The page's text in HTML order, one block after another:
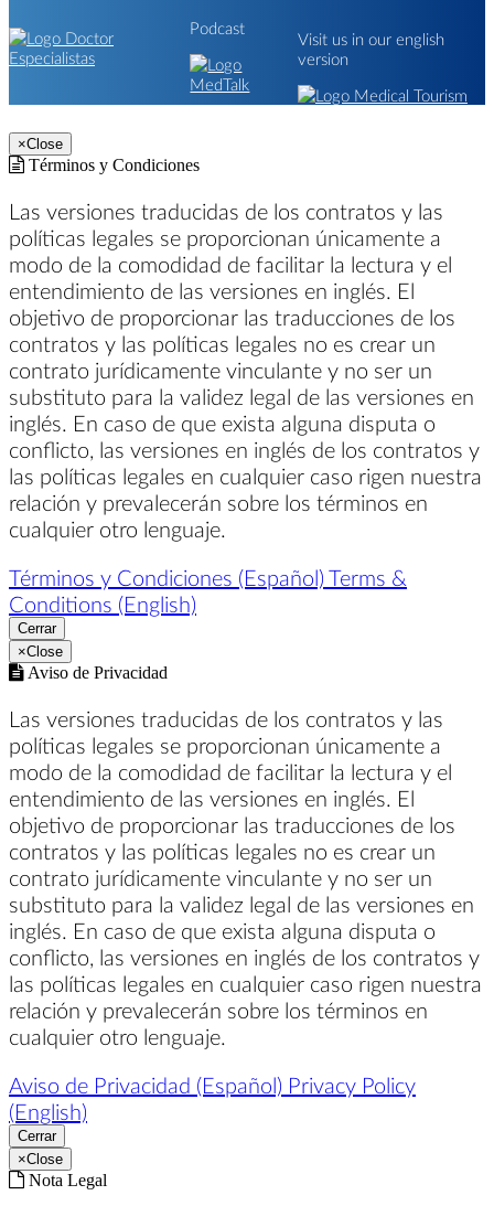
Podcast
Visit us in our english
version
×Close
Términos y Condiciones
Las versiones traducidas de los contratos y las
políticas legales se proporcionan únicamente a
modo de la comodidad de facilitar la lectura y el
entendimiento de las versiones en inglés. El
objetivo de proporcionar las traducciones de los
contratos y las políticas legales no es crear un
contrato jurídicamente vinculante y no ser un
substituto para la validez legal de las versiones en
inglés. En caso de que exista alguna disputa o
conflicto, las versiones en inglés de los contratos y
las políticas legales en cualquier caso rigen nuestra
relación y prevalecerán sobre los términos en
cualquier otro lenguaje.
Términos y Condiciones (Español) Terms &
Conditions (English)
Cerrar
×Close
Aviso de Privacidad
Las versiones traducidas de los contratos y las
políticas legales se proporcionan únicamente a
modo de la comodidad de facilitar la lectura y el
entendimiento de las versiones en inglés. El
objetivo de proporcionar las traducciones de los
contratos y las políticas legales no es crear un
contrato jurídicamente vinculante y no ser un
substituto para la validez legal de las versiones en
inglés. En caso de que exista alguna disputa o
conflicto, las versiones en inglés de los contratos y
las políticas legales en cualquier caso rigen nuestra
relación y prevalecerán sobre los términos en
cualquier otro lenguaje.
Aviso de Privacidad (Español) Privacy Policy
(English)
Cerrar
×Close
Nota Legal